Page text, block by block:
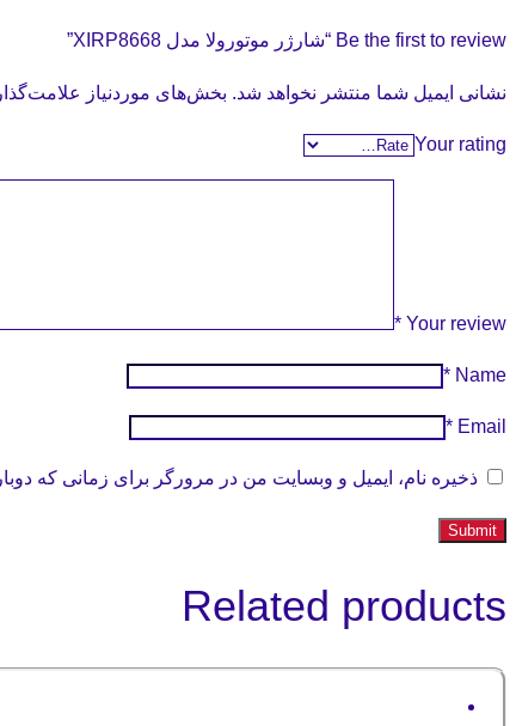
Be the first to review “شارژر موتورولا مدل XIRP8668”
نشانی ایمیل شما منتشر نخواهد شد. بخش‌های موردنیاز
Your rating
Your review
*
Name
*
Email
*
ذخیره نام، ایمیل و وبسایت من در مرورگر برای زمانی که
Related products